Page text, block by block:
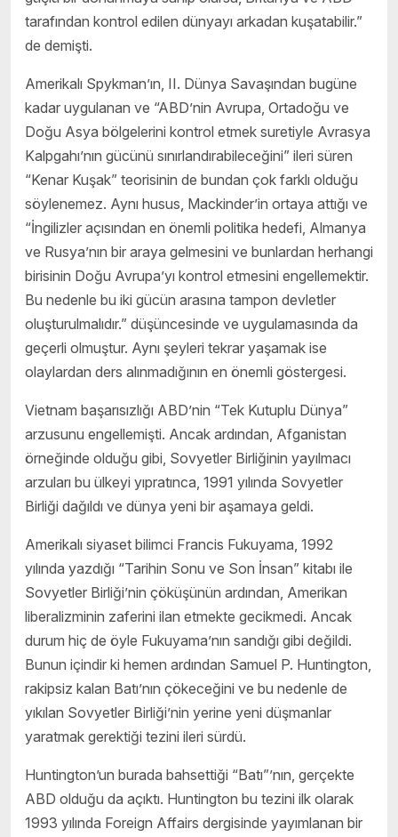
tarafından kontrol edilen dünyayı arkadan kuşatabilir.”
de demişti.
Amerikalı Spykman’ın, II. Dünya Savaşından bugüne
kadar uygulanan ve “ABD’nin Avrupa, Ortadoğu ve
Doğu Asya bölgelerini kontrol etmek suretiyle Avrasya
Kalpgahı’nın gücünü sınırlandırabileceğini” ileri süren
“Kenar Kuşak” teorisinin de bundan çok farklı olduğu
söylenemez. Aynı husus, Mackinder’in ortaya attığı ve
“İngilizler açısından en önemli politika hedefi, Almanya
ve Rusya’nın bir araya gelmesini ve bunlardan herhangi
birisinin Doğu Avrupa’yı kontrol etmesini engellemektir.
Bu nedenle bu iki gücün arasına tampon devletler
oluşturulmalıdır.” düşüncesinde ve uygulamasında da
geçerli olmuştur. Aynı şeyleri tekrar yaşamak ise
olaylardan ders alınmadığının en önemli göstergesi.
Vietnam başarısızlığı ABD’nin “Tek Kutuplu Dünya”
arzusunu engellemişti. Ancak ardından, Afganistan
örneğinde olduğu gibi, Sovyetler Birliğinin yayılmacı
arzuları bu ülkeyi yıpratınca, 1991 yılında Sovyetler
Birliği dağıldı ve dünya yeni bir aşamaya geldi.
Amerikalı siyaset bilimci Francis Fukuyama, 1992
yılında yazdığı “Tarihin Sonu ve Son İnsan” kitabı ile
Sovyetler Birliği’nin çöküşünün ardından, Amerikan
liberalizminin zaferini ilan etmekte gecikmedi. Ancak
durum hiç de öyle Fukuyama’nın sandığı gibi değildi.
Bunun içindir ki hemen ardından Samuel P. Huntington,
rakipsiz kalan Batı’nın çökeceğini ve bu nedenle de
yıkılan Sovyetler Birliği’nin yerine yeni düşmanlar
yaratmak gerektiği tezini ileri sürdü.
Huntington’un burada bahsettiği “Batı”’nın, gerçekte
ABD olduğu da açıktı. Huntington bu tezini ilk olarak
1993 yılında Foreign Affairs dergisinde yayımlanan bir